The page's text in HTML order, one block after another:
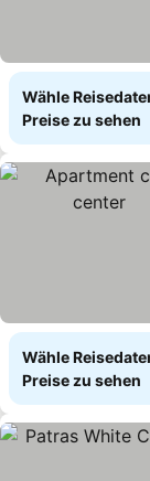
Wähle
Preise zu sehen
Wähle
Preise zu sehen